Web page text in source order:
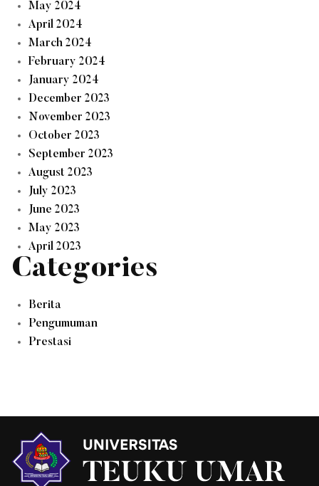
May 2024
April 2024
March 2024
February 2024
January 2024
December 2023
November 2023
October 2023
September 2023
August 2023
July 2023
June 2023
May 2023
April 2023
Categories
Berita
Pengumuman
Prestasi